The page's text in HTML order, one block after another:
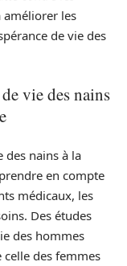
améliorer les
de vie des
vie des nains
des nains à la
en compte
médicaux, les
Des études
des hommes
des femmes